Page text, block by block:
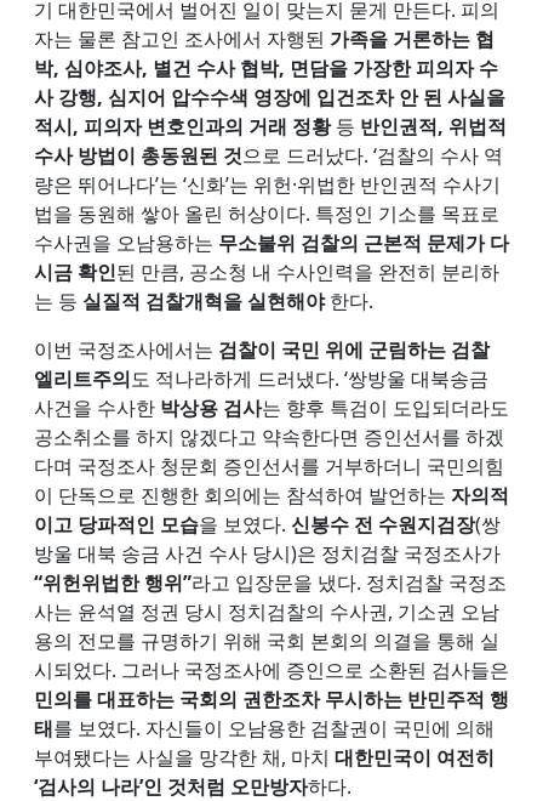
기 대한민국에서 벌어진 일이 맞는지 묻게 만든다. 피의
자는 물론 참고인 조사에서 자행된 가족을 거론하는 협
박, 심야조사, 별건 수사 협박, 면담을 가장한 피의자 수
사 강행, 심지어 압수수색 영장에 입건조차 안 된 사실을
적시, 피의자 변호인과의 거래 정황등 반인권적, 위법적
수사 방법이 총동원된 것으로 드러났다. ‘검찰의 수사 역
량은 뛰어나다’는 ‘신화’는 위헌·위법한 반인권적 수사기
법을 동원해 쌓아 올린 허상이다. 특정인 기소를 목표로
수사권을 오남용하는 무소불위 검찰의 근본적 문제가 다
시금 확인된 만큼, 공소청 내 수사인력을 완전히 분리하
는 등 실질적 검찰개혁을 실현해야한다.
이번 국정조사에서는 검찰이 국민 위에 군림하는 검찰
엘리트주의도 적나라하게 드러냈다. ‘쌍방울 대북송금
사건을 수사한 박상용 검사는 향후 특검이 도입되더라도
공소취소를 하지 않겠다고 약속한다면 증인선서를 하겠
다며 국정조사 청문회 증인선서를 거부하더니 국민의힘
이 단독으로 진행한 회의에는 참석하여 발언하는 자의적
이고 당파적인 모습을 보였다. 신봉수 전 수원지검장(쌍
방울 대북 송금 사건 수사 당시)은 정치검찰 국정조사가
“위헌위법한 행위”라고 입장문을 냈다. 정치검찰 국정조
사는 윤석열 정권 당시 정치검찰의 수사권, 기소권 오남
용의 전모를 규명하기 위해 국회 본회의 의결을 통해 실
시되었다. 그러나 국정조사에 증인으로 소환된 검사들은
민의를 대표하는 국회의 권한조차 무시하는 반민주적 행
태를 보였다. 자신들이 오남용한 검찰권이 국민에 의해
부여됐다는 사실을 망각한 채, 마치 대한민국이 여전히
‘검사의 나라’인 것처럼 오만방자하다.